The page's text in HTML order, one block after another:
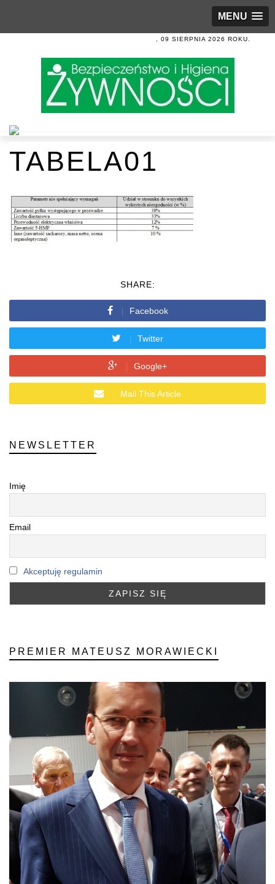
MENU
, 09 SIERPNIA 2026 ROKU.
TABELA01
SHARE:
Facebook
Twitter
Google+
Mail This Article
NEWSLETTER
Imię
Email
Akceptuję regulamin
PREMIER MATEUSZ MORAWIECKI